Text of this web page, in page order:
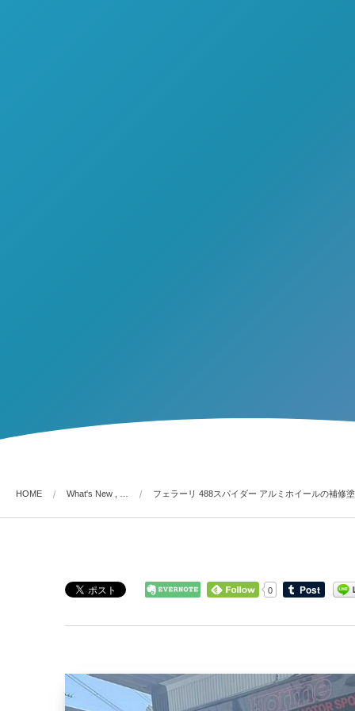
HOME What's New , … フェラーリ 488スパイダー アルミホイールの補修
0